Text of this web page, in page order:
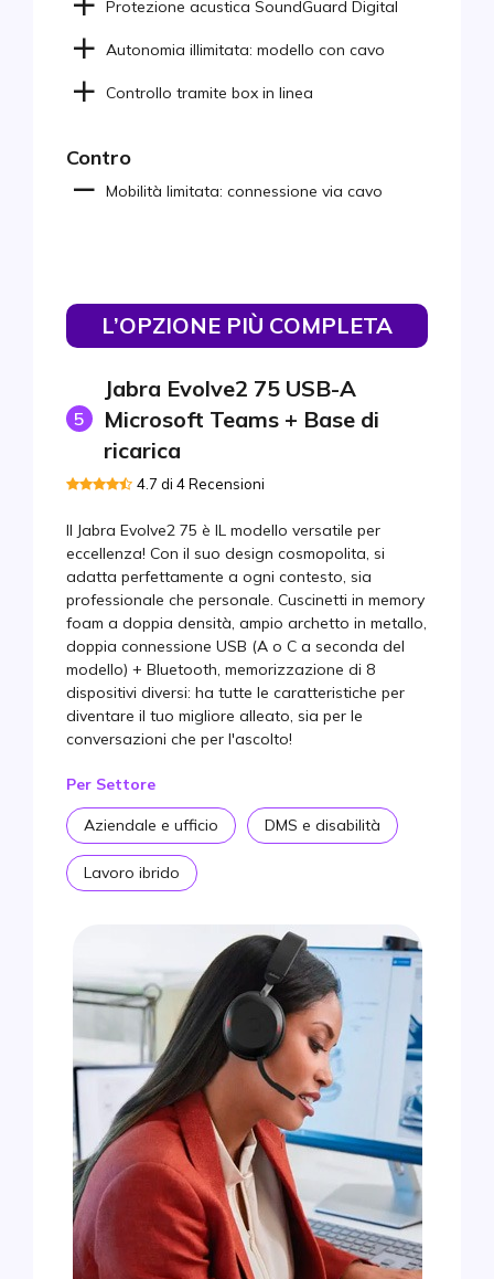
Protezione acustica SoundGuard Digital
Autonomia illimitata: modello con cavo
Controllo tramite box in linea
Contro
Mobilità limitata: connessione via cavo
L’OPZIONE PIÙ COMPLETA
5
Jabra Evolve2 75 USB-A
Microsoft Teams + Base di
ricarica
4.7 di 4 Recensioni
Il Jabra Evolve2 75 è IL modello versatile per
eccellenza! Con il suo design cosmopolita, si
adatta perfettamente a ogni contesto, sia
professionale che personale. Cuscinetti in memory
foam a doppia densità, ampio archetto in metallo,
doppia connessione USB (A o C a seconda del
modello) + Bluetooth, memorizzazione di 8
dispositivi diversi: ha tutte le caratteristiche per
diventare il tuo migliore alleato, sia per le
conversazioni che per l'ascolto!
Per Settore
Aziendale e ufficio DMS e disabilità
Lavoro ibrido